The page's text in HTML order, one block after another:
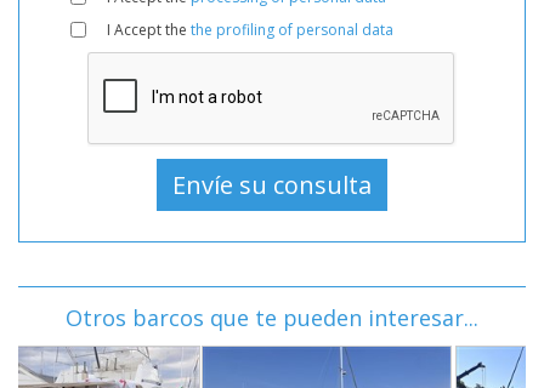
I Accept the the profiling of personal data
Otros barcos que te pueden interesar...